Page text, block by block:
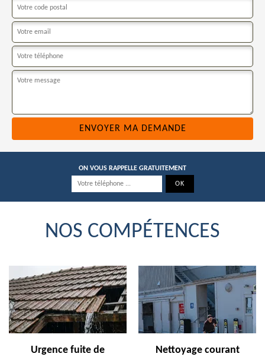
ON VOUS RAPPELLE GRATUITEMENT
NOS COMPÉTENCES
Urgence fuite de
Nettoyage courant